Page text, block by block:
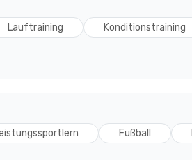
Lauftraining Konditionstraining
Fußball